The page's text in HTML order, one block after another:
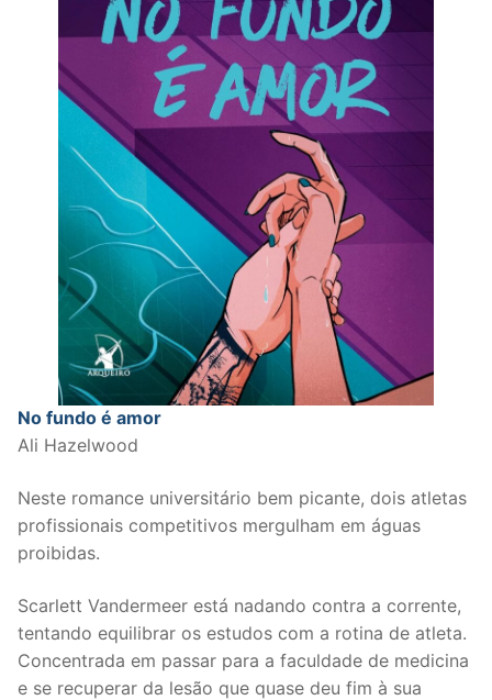
No fundo é amor
Ali Hazelwood
Neste romance universitário bem picante, dois atletas
profissionais competitivos mergulham em águas
proibidas.
Scarlett Vandermeer está nadando contra a corrente,
tentando equilibrar os estudos com a rotina de atleta.
Concentrada em passar para a faculdade de medicina
e se recuperar da lesão que quase deu fim à sua